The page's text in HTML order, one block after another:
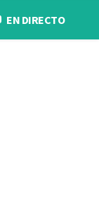
EN DIRECTO